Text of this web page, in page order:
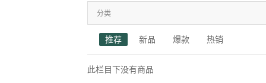
分类
推荐 新品 爆款 热销
此栏目下没有商品